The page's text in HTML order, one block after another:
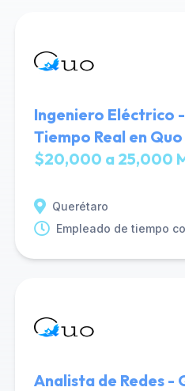
Ingeniero Eléctrico
Tiempo Real en
$20,000 a 25,000
Querétaro
Empleado de tiempo
Analista de Redes -